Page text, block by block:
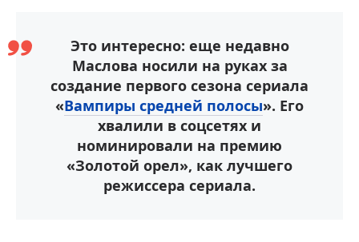
Это интересно: еще недавно
Маслова носили на руках за
создание первого сезона сериала
«Вампиры средней полосы». Его
хвалили в соцсетях и
номинировали на премию
«Золотой орел», как лучшего
режиссера сериала.